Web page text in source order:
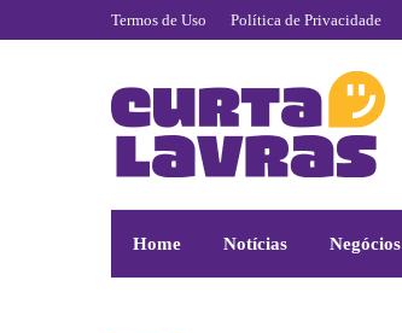
Termos de Uso Política de Privacidade
Home Notícias Negócios